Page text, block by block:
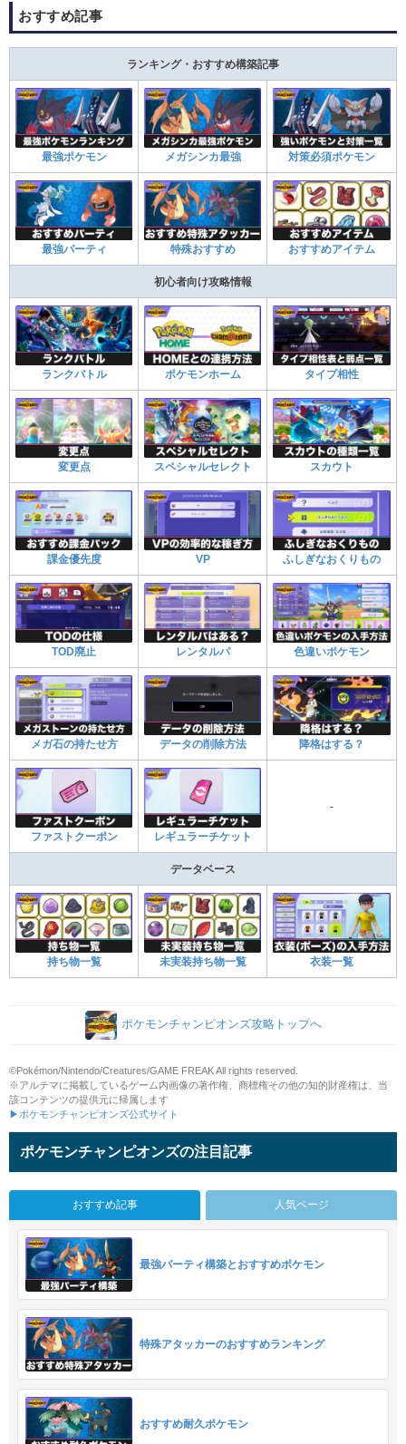
おすすめ記事
ランキング・おすすめ構築記事
最強ポケモン メガシンカ最強 対策必須ポケモン
最強パーティ 特殊おすすめ おすすめアイテム
初心者向け攻略情報
ランクバトル ポケモンホーム タイプ相性
変更点 スペシャルセレクト スカウト
課金優先度 VP ふしぎなおくりもの
TOD廃止 レンタルパ 色違いポケモン
メガ石の持たせ方 データの削除方法 降格はする？
ファストクーポン レギュラーチケット
-
データベース
持ち物一覧 未実装持ち物一覧 衣装一覧
ポケモンチャンピオンズ攻略トップへ
©Pokémon/Nintendo/Creatures/GAME FREAK All rights reserved.
※アルテマに掲載しているゲーム内画像の著作権、商標権その他の知的財産権は、当
該コンテンツの提供元に帰属します
▶ポケモンチャンピオンズ公式サイト
ポケモンチャンピオンズの注目記事
おすすめ記事 人気ページ
最強パーティ構築とおすすめポケモン
特殊アタッカーのおすすめランキング
おすすめ耐久ポケモン